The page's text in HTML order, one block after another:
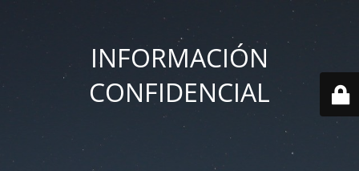
INFORMACIÓN
CONFIDENCIAL